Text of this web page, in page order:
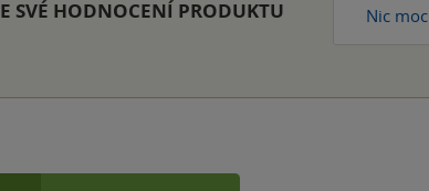
SVÉ HODNOCENÍ PRODUKTU Nic moc